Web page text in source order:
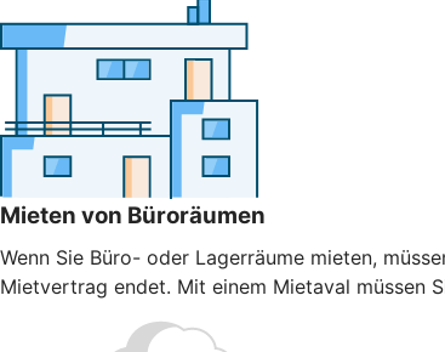
Mieten von Büroräumen
Wenn Sie Büro- oder Lagerräume mieten,
Mietvertrag endet. Mit einem Mietaval müssen